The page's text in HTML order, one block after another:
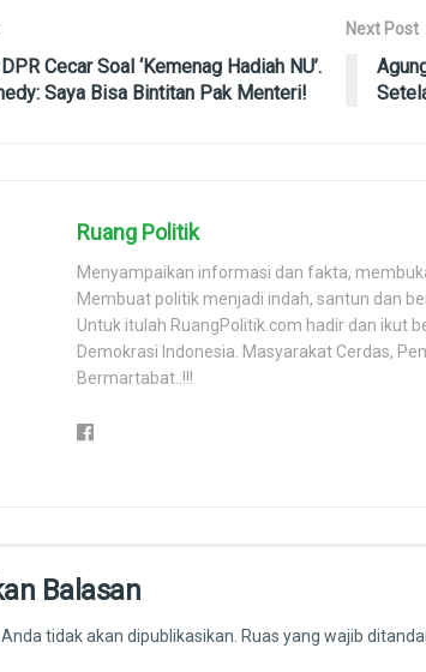
Cecar Soal ‘Kemenag Hadiah NU’.
Saya Bisa Bintitan Pak Menteri!
Next Post
Ruang Politik
Menyampaikan informasi dan fakta,
Membuat politik menjadi indah, santun dan
Untuk itulah RuangPolitik.com hadir dan ikut
Demokrasi Indonesia. Masyarakat Cerdas,
Bermartabat..!!!
Balasan
tidak akan dipublikasikan. Ruas yang wajib ditandai